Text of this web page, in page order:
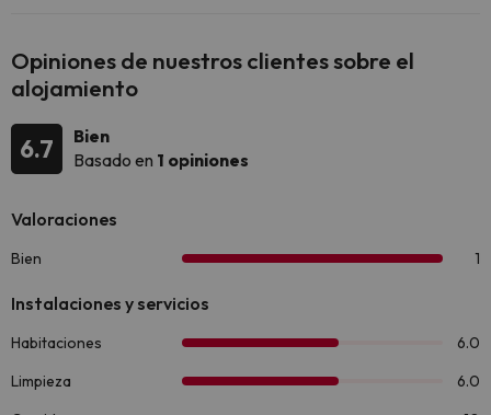
Opiniones de nuestros clientes sobre el
alojamiento
6.7
Bien
Basado en 1 opiniones